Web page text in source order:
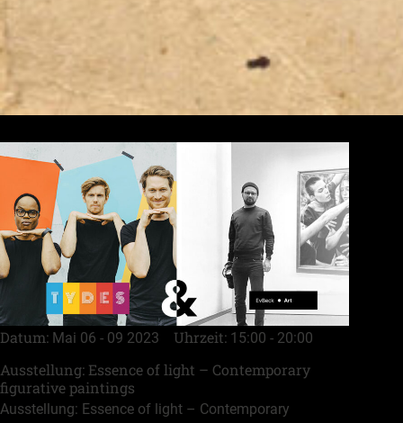
Datum Mai 06 - 09 2023 Uhrzeit 15:00 - 20:00
Ausstellung: Essence of light – Contemporary
figurative paintings
Ausstellung: Essence of light – Contemporary